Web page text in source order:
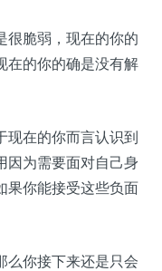
很脆弱，现在的你的
在的你的确是没有解
现在的你而言认识到
因为需要面对自己身
果你能接受这些负面
么你接下来还是只会